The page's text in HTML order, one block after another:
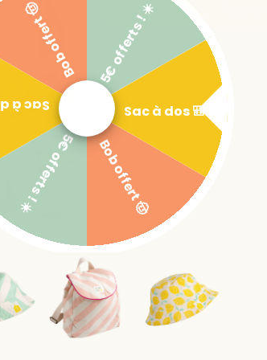
Garantie 2 ans et jusqu'à 4
Expédition en 48h00 et
Satisfait ou remboursé 14
Paiement sécurisé et
5€ offerts ! ☀️
Sac à dos 🎒
Bob offert 🤠
5€ offerts ! ☀️
dos 🎒
Bob offert 🤠